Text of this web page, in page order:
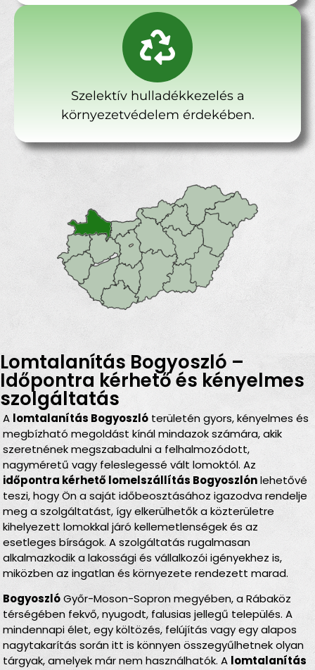
Szelektív hulladékkezelés a
környezetvédelem érdekében.
Lomtalanítás Bogyoszló –
Időpontra kérhető és kényelmes
szolgáltatás
A lomtalanítás Bogyoszló területén gyors, kényelmes és
megbízható megoldást kínál mindazok számára, akik
szeretnének megszabadulni a felhalmozódott,
nagyméretű vagy feleslegessé vált lomoktól. Az
időpontra kérhető lomelszállítás Bogyoszlónlehetővé
teszi, hogy Ön a saját időbeosztásához igazodva rendelje
meg a szolgáltatást, így elkerülhetők a közterületre
kihelyezett lomokkal járó kellemetlenségek és az
esetleges bírságok. A szolgáltatás rugalmasan
alkalmazkodik a lakossági és vállalkozói igényekhez is,
miközben az ingatlan és környezete rendezett marad.
BogyoszlóGyőr-Moson-Sopron megyében, a Rábaköz
térségében fekvő, nyugodt, falusias jellegű település. A
mindennapi élet, egy költözés, felújítás vagy egy alapos
nagytakarítás során itt is könnyen összegyűlhetnek olyan
tárgyak, amelyek már nem használhatók. A lomtalanítás